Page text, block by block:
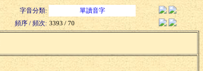
字音分類:
單讀音字
頻序 / 頻次: 3393 / 70